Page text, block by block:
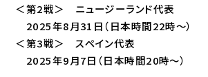
＜第2戦＞ ニュージーランド代表
2025年8月31日（日本時間22時～）
＜第3戦＞ スペイン代表
2025年9月7日（日本時間20時～）